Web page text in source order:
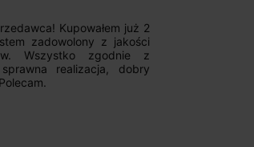
Kupowałem już 2
zadowolony z jakości
Wszystko zgodnie z
realizacja, dobry